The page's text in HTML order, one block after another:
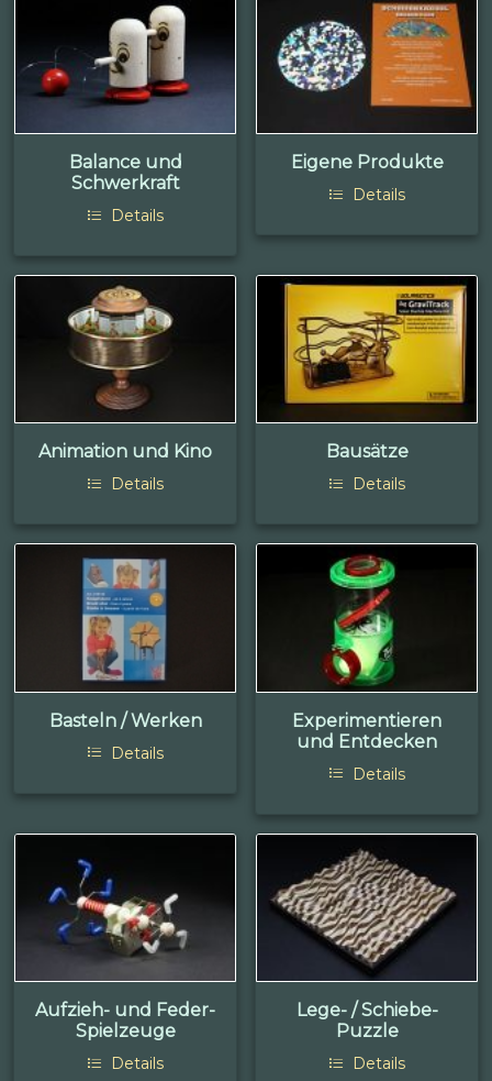
Balance und
Schwerkraft
Details
Eigene Produkte
Details
Animation und Kino
Details
Bausätze
Details
Basteln / Werken
Details
Experimentieren
und Entdecken
Details
Aufzieh- und Feder-
Spielzeuge
Details
Lege- / Schiebe-
Puzzle
Details